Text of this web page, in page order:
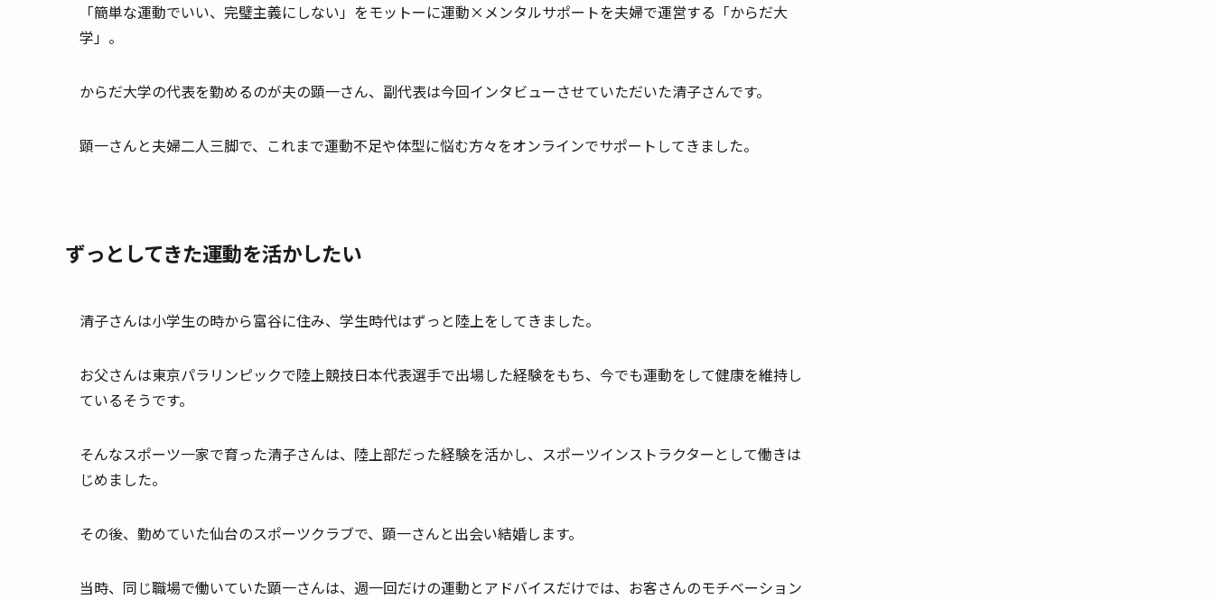
「簡単な運動でいい、完璧主義にしない」をモットーに運動×メンタルサポートを夫婦で運営する「からだ大
学」。
からだ大学の代表を勤めるのが夫の顕一さん、副代表は今回インタビューさせていただいた清子さんです。
顕一さんと夫婦二人三脚で、これまで運動不足や体型に悩む方々をオンラインでサポートしてきました。
ずっとしてきた運動を活かしたい
清子さんは小学生の時から富谷に住み、学生時代はずっと陸上をしてきました。
お父さんは東京パラリンピックで陸上競技日本代表選手で出場した経験をもち、今でも運動をして健康を維持し
ているそうです。
そんなスポーツ一家で育った清子さんは、陸上部だった経験を活かし、スポーツインストラクターとして働きは
じめました。
その後、勤めていた仙台のスポーツクラブで、顕一さんと出会い結婚します。
当時、同じ職場で働いていた顕一さんは、週一回だけの運動とアドバイスだけでは、お客さんのモチベーション